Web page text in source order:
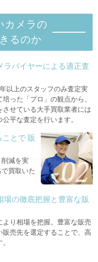
カメラの
るのか
ラバイヤーによる適正査
以上のスタッフのみ査定実
った「プロ」の観点から、
させている大手買取業者には
平な査定を行います。
ことで 販
減を実
買取いた
場の徹底把握と豊富な販
より相場を把握。豊富な販売
販売先を選定することで、高